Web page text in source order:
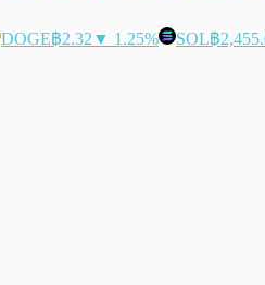
DOGE฿2.32 ▼ 1.25% SOL฿